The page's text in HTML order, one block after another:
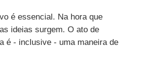
é essencial. Na hora que
ideias surgem. O ato de
é - inclusive - uma maneira de